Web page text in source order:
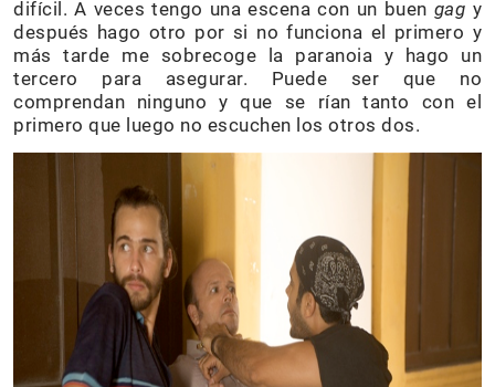
difícil. A veces tengo una escena con un buen gag y
después hago otro por si no funciona el primero y
más tarde me sobrecoge la paranoia y hago un
tercero para asegurar. Puede ser que no
comprendan ninguno y que se rían tanto con el
primero que luego no escuchen los otros dos.